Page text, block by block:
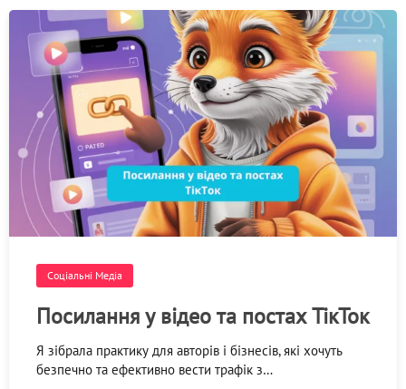
Соціальні Медіа
Посилання у відео та постах ТікТок
Я зібрала практику для авторів і бізнесів, які хочуть
безпечно та ефективно вести трафік з…